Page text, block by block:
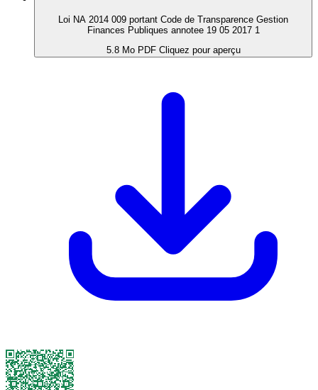
Loi NA 2014 009 portant Code de Transparence Gestion
Finances Publiques annotee 19 05 2017 1
5.8 Mo PDF Cliquez pour aperçu